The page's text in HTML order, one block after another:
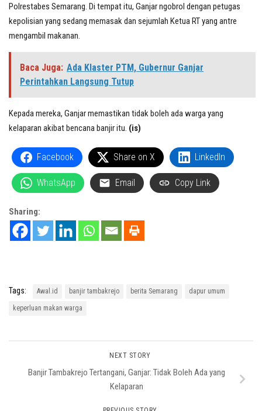
Polrestabes Semarang. Di tempat itu, Ganjar ngobrol dengan petugas
kepolisian yang sedang memasak dan sejumlah Ketua RT yang antre
mengambil makanan.
Baca Juga: Ada Klaster PTM, Gubernur Ganjar
Perintahkan Langsung Tutup
Kepada mereka, Ganjar memastikan tidak boleh ada warga yang
kelaparan akibat bencana banjir itu. (is)
Facebook Share on X LinkedIn
WhatsApp Email Copy Link
Sharing:
Tags: Awal.id banjir tambakrejo berita Semarang dapur umum
keperluan makan warga
NEXT STORY
Banjir Tambakrejo Tertangani, Ganjar: Tidak Boleh Ada yang
Kelaparan